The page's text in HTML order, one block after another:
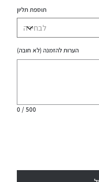
תוספת תליון
הערות להזמנה (לא חובה)
0 / 500